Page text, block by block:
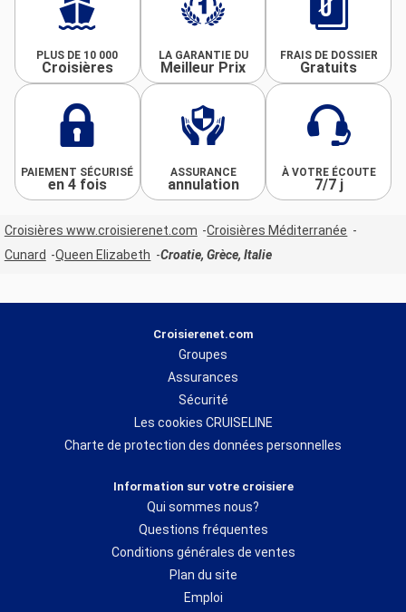
PLUS DE 10 000
Croisières
LA GARANTIE DU
Meilleur Prix
FRAIS DE DOSSIER
Gratuits
PAIEMENT SÉCURISÉ
en 4 fois
ASSURANCE
annulation
À VOTRE ÉCOUTE
7/7 j
Croisières www.croisierenet.com
Croisières Méditerranée
Cunard
Queen Elizabeth Croatie, Grèce, Italie
Croisierenet.com
Groupes
Assurances
Sécurité
Les cookies CRUISELINE
Charte de protection des données personnelles
Information sur votre croisiere
Qui sommes nous?
Questions fréquentes
Conditions générales de ventes
Plan du site
Emploi